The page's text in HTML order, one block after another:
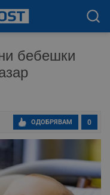
бебешки
0
ОДОБРЯВАМ